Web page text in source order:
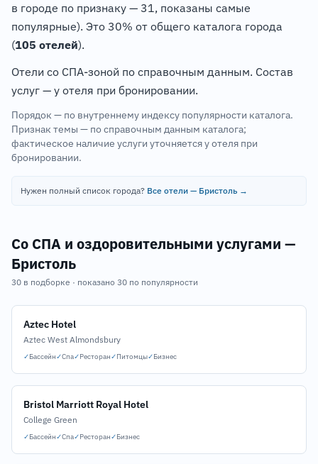
в городе по признаку — 31, показаны самые
популярные). Это 30% от общего каталога города
(105 отелей).
Отели со СПА-зоной по справочным данным. Состав
услуг — у отеля при бронировании.
Порядок — по внутреннему индексу популярности каталога.
Признак темы — по справочным данным каталога;
фактическое наличие услуги уточняется у отеля при
бронировании.
Нужен полный список города? Все отели — Бристоль →
Со СПА и оздоровительными услугами —
Бристоль
30 в подборке · показано 30 по популярности
Aztec Hotel
Aztec West Almondsbury
✓Бассейн✓Спа✓Ресторан✓Питомцы✓Бизнес
Bristol Marriott Royal Hotel
College Green
✓Бассейн✓Спа✓Ресторан✓Бизнес